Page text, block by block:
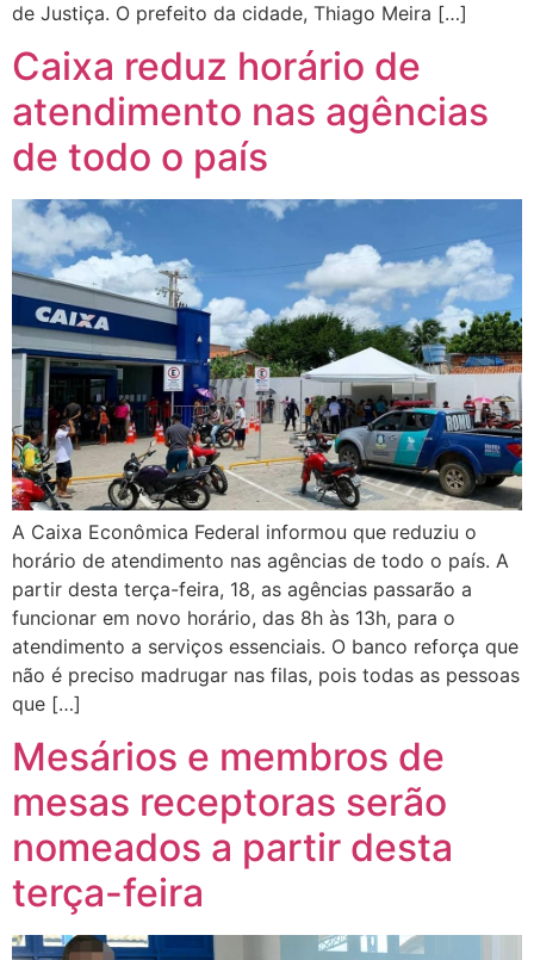
de Justiça. O prefeito da cidade, Thiago Meira […]
Caixa reduz horário de
atendimento nas agências
de todo o país
A Caixa Econômica Federal informou que reduziu o
horário de atendimento nas agências de todo o país. A
partir desta terça-feira, 18, as agências passarão a
funcionar em novo horário, das 8h às 13h, para o
atendimento a serviços essenciais. O banco reforça que
não é preciso madrugar nas filas, pois todas as pessoas
que […]
Mesários e membros de
mesas receptoras serão
nomeados a partir desta
terça-feira